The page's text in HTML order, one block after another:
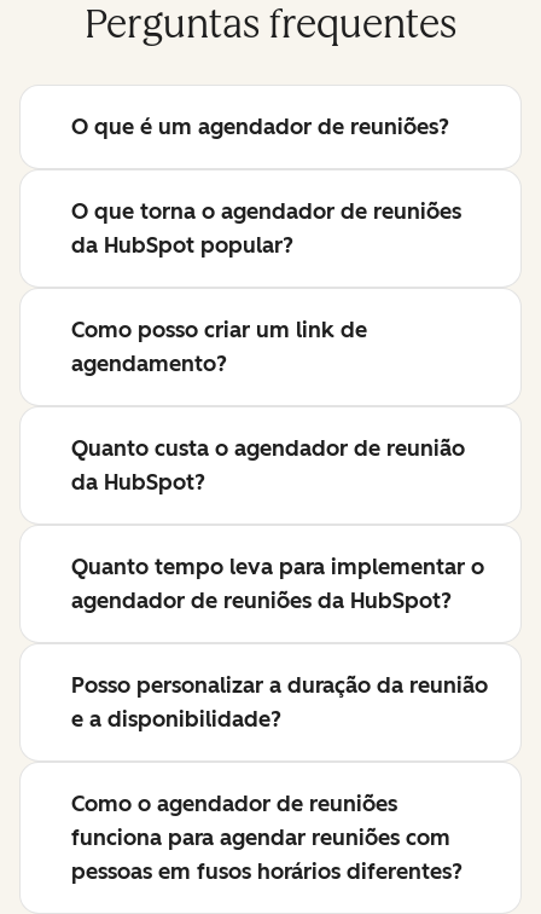
Perguntas frequentes
O que é um agendador de reuniões?
O que torna o agendador de reuniões
da HubSpot popular?
Como posso criar um link de
agendamento?
Quanto custa o agendador de reunião
da HubSpot?
Quanto tempo leva para implementar o
agendador de reuniões da HubSpot?
Posso personalizar a duração da reunião
e a disponibilidade?
Como o agendador de reuniões
funciona para agendar reuniões com
pessoas em fusos horários diferentes?